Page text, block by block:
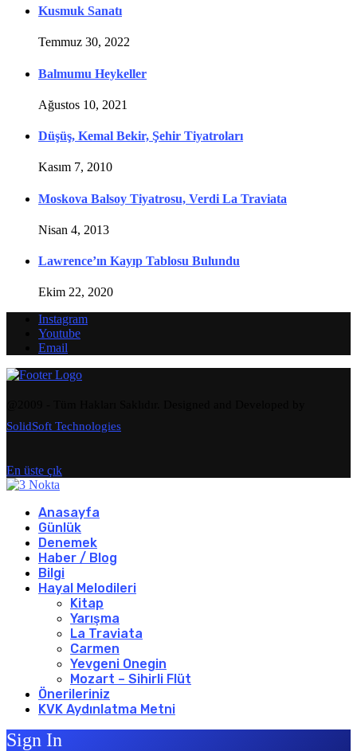
Kusmuk Sanatı
Temmuz 30, 2022
Balmumu Heykeller
Ağustos 10, 2021
Düşüş, Kemal Bekir, Şehir Tiyatroları
Kasım 7, 2010
Moskova Balsoy Tiyatrosu, Verdi La Traviata
Nisan 4, 2013
Lawrence’ın Kayıp Tablosu Bulundu
Ekim 22, 2020
Instagram
Youtube
Email
SolidSoft Technologies
En üste çık
Anasayfa
Günlük
Denemek
Haber / Blog
Bilgi
Hayal Melodileri
Kitap
Yarışma
La Traviata
Carmen
Yevgeni Onegin
Mozart – Sihirli Flüt
Önerileriniz
KVK Aydınlatma Metni
Sign In